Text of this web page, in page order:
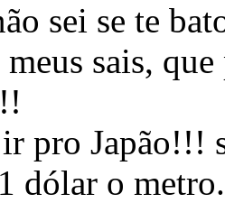
sei se te
meus sais,
pro Japão!!!
dólar o metro.